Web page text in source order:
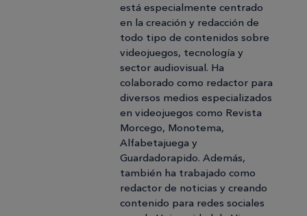
está especialmente centrado
en la creación y redacción de
todo tipo de contenidos sobre
videojuegos, tecnología y
sector audiovisual. Ha
colaborado como redactor para
diversos medios especializados
en videojuegos como Revista
Morcego, Monotema,
Alfabetajuega y
Guardadorapido. Además,
también ha trabajado como
redactor de noticias y creando
contenido para redes sociales